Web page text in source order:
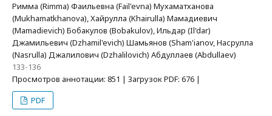
Римма (Rimma) Фаильевна (Fail'evna) Мухаматханова
(Mukhamatkhanova), Хайрулла (Khairulla) Мамадиевич
(Mamadievich) Бобакулов (Bobakulov), Ильдар (Il'dar)
Джамильевич (Dzhamil'evich) Шамьянов (Sham'ianov, Насрулла
(Nasrulla) Джалилович (Dzhalilovich) Абдуллаев (Abdullaev)
133-136
Просмотров аннотации: 851 | Загрузок PDF: 676 |
PDF